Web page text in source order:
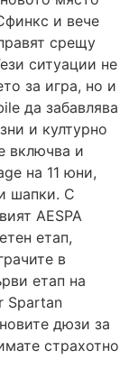
и вече
срещу
ситуации не
за игра, но и
да забавлява
и културно
включва и
на 11 юни,
шапки. С
AESPA
етап,
в
етап на
Spartan
дюзи за
страхотно